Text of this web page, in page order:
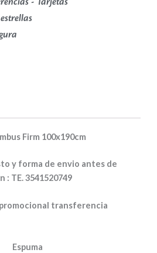
- Tarjetas
Firm 100x190cm
y forma de envio antes de
: TE. 3541520749
transferencia
Espuma